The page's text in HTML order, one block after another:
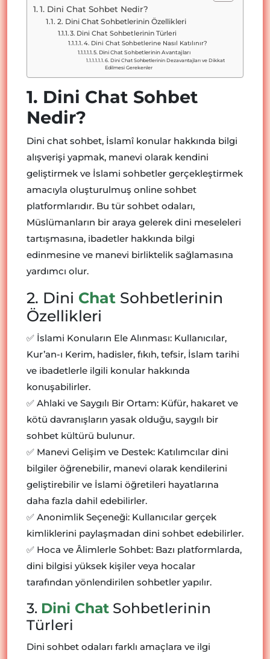
1. Dini Chat Sohbet Nedir?
2. Dini Chat Sohbetlerinin Özellikleri
3. Dini Chat Sohbetlerinin Türleri
4. Dini Chat Sohbetlerine Nasıl Katılınır?
5. Dini Chat Sohbetlerinin Avantajları
6. Dini Chat Sohbetlerinin Dezavantajları ve Dikkat
Edilmesi Gerekenler
1. Dini Chat Sohbet
Nedir?
Dini chat sohbet, İslamî konular hakkında bilgi
alışverişi yapmak, manevi olarak kendini
geliştirmek ve İslami sohbetler gerçekleştirmek
amacıyla oluşturulmuş online sohbet
platformlarıdır. Bu tür sohbet odaları,
Müslümanların bir araya gelerek dini meseleleri
tartışmasına, ibadetler hakkında bilgi
edinmesine ve manevi birliktelik sağlamasına
yardımcı olur.
2. Dini Chat Sohbetlerinin
Özellikleri
✅ İslami Konuların Ele Alınması: Kullanıcılar,
Kur’an-ı Kerim, hadisler, fıkıh, tefsir, İslam tarihi
ve ibadetlerle ilgili konular hakkında
konuşabilirler.
✅ Ahlaki ve Saygılı Bir Ortam: Küfür, hakaret ve
kötü davranışların yasak olduğu, saygılı bir
sohbet kültürü bulunur.
✅ Manevi Gelişim ve Destek: Katılımcılar dini
bilgiler öğrenebilir, manevi olarak kendilerini
geliştirebilir ve İslami öğretileri hayatlarına
daha fazla dahil edebilirler.
✅ Anonimlik Seçeneği: Kullanıcılar gerçek
kimliklerini paylaşmadan dini sohbet edebilirler.
✅ Hoca ve Âlimlerle Sohbet: Bazı platformlarda,
dini bilgisi yüksek kişiler veya hocalar
tarafından yönlendirilen sohbetler yapılır.
3. Dini Chat Sohbetlerinin
Türleri
Dini sohbet odaları farklı amaçlara ve ilgi